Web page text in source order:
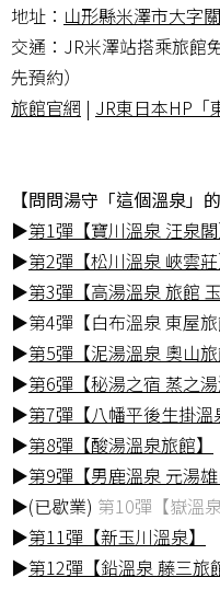
地址： 山形縣米澤市大字
交通：JR米澤站搭乘旅館
先預約）
旅館官網 | JR東日本HP「
【問問湯守「這個溫泉」的
▶第1彈【寶川溫泉 汪泉閣
▶第2彈【松川溫泉 峽雲莊
▶第3彈【高湯溫泉 旅館 玉
▶第4彈【白布溫泉 東屋旅
▶第5彈【泥湯溫泉 奧山旅
▶第6彈【秘湯之宿 蒸之湯
▶第7彈【八幡平後生掛溫
▶第8彈【酸湯溫泉旅館】
▶第9彈【男鹿溫泉 元湯雄
▶(已歇業) 第10彈【嶽溫
▶第11彈【新玉川溫泉】
▶第12彈【鉛溫泉 藤三旅